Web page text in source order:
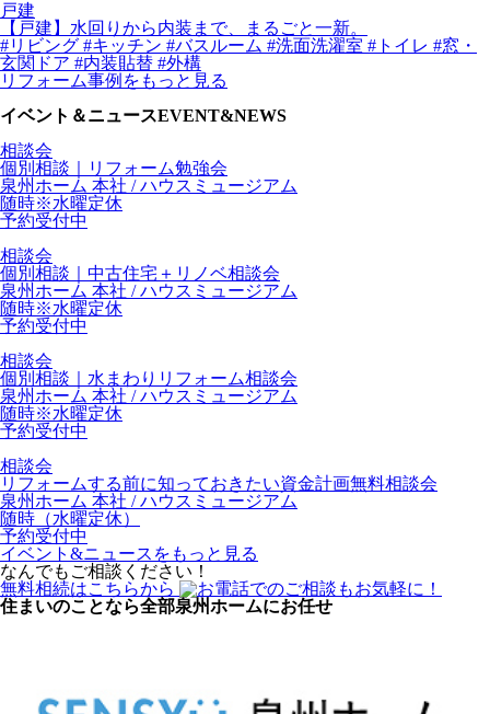
戸建
【戸建】水回りから内装まで、まるごと一新。
#リビング #キッチン #バスルーム #洗面洗濯室 #トイレ #窓・
玄関ドア #内装貼替 #外構
リフォーム事例をもっと見る
イベント＆ニュースEVENT&NEWS
相談会
個別相談｜リフォーム勉強会
泉州ホーム 本社 / ハウスミュージアム
随時※水曜定休
予約受付中
相談会
個別相談｜中古住宅＋リノベ相談会
泉州ホーム 本社 / ハウスミュージアム
随時※水曜定休
予約受付中
相談会
個別相談｜水まわりリフォーム相談会
泉州ホーム 本社 / ハウスミュージアム
随時※水曜定休
予約受付中
相談会
リフォームする前に知っておきたい資金計画無料相談会
泉州ホーム 本社 / ハウスミュージアム
随時（水曜定休）
予約受付中
イベント&ニュースをもっと見る
なんでもご相談ください！
無料相続はこちらから
住まいのことなら全部泉州ホームにお任せ